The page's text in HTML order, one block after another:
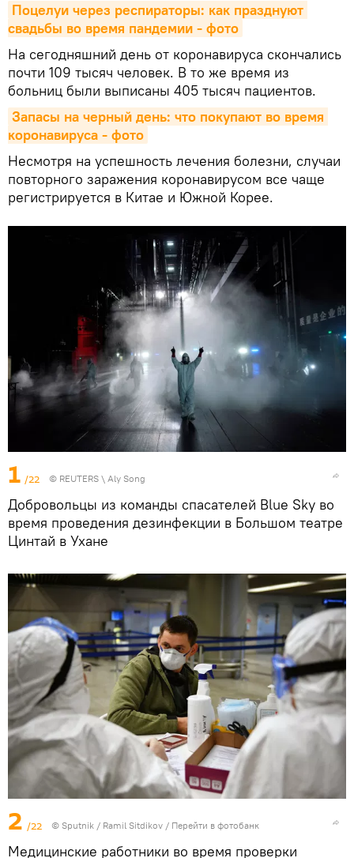
Поцелуи через респираторы: как празднуют
свадьбы во время пандемии - фото
На сегодняшний день от коронавируса скончались
почти 109 тысяч человек. В то же время из
больниц были выписаны 405 тысяч пациентов.
Запасы на черный день: что покупают во время
коронавируса - фото
Несмотря на успешность лечения болезни, случаи
повторного заражения коронавирусом все чаще
регистрируется в Китае и Южной Корее.
1 /22 © REUTERS \ Aly Song
Добровольцы из команды спасателей Blue Sky во
время проведения дезинфекции в Большом театре
Цинтай в Ухане
2 /22 © Sputnik / Ramil Sitdikov / Перейти в фотобанк
Медицинские работники во время проверки